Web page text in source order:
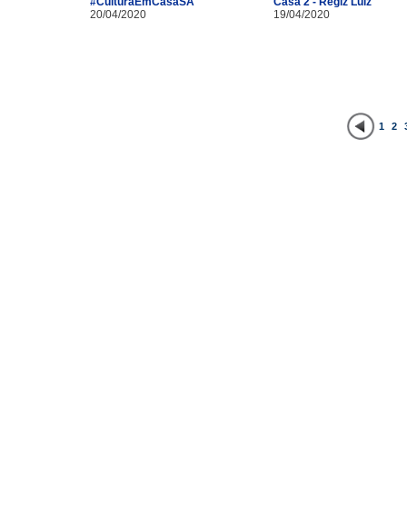
20/04/2020
19/04/2020
1 2